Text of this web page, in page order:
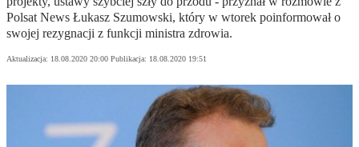
Polsat News Łukasz Szumowski, który w wtorek poinformował o
swojej rezygnacji z funkcji ministra zdrowia.
Aktualizacja: 18.08.2020 20:00 Publikacja: 18.08.2020 19:51